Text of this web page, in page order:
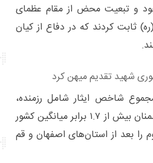
و تبعیت محض از مقام عظمای
ثابت کردند که در دفاع از کیان
شاخص ایثار شامل رزمنده،
شهید و جانباز، در استان سمنان بیش از ۱.۷ برابر میانگین کشور
را بعد از استان‌های اصفهان و قم